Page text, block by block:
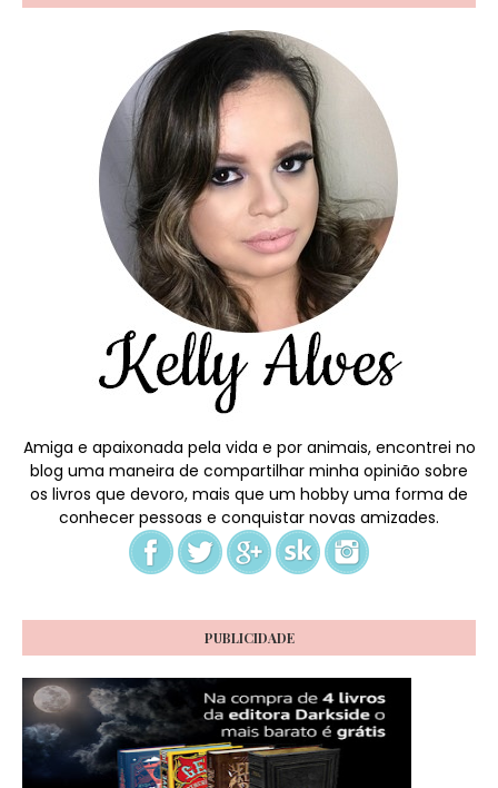
Amiga e apaixonada pela vida e por animais, encontrei no
blog uma maneira de compartilhar minha opinião sobre
os livros que devoro, mais que um hobby uma forma de
conhecer pessoas e conquistar novas amizades.
PUBLICIDADE